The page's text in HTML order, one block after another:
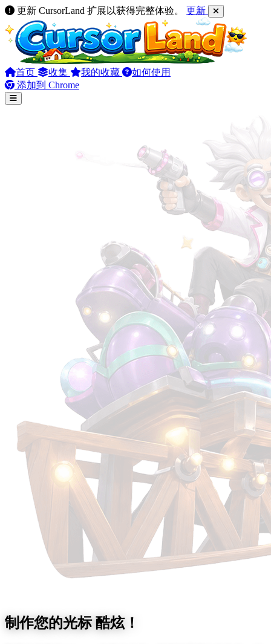
更新 CursorLand 扩展以获得完整体验。 更新
首页 收集 我的收藏
如何使用
添加到 Chrome
制作您的光标酷炫！